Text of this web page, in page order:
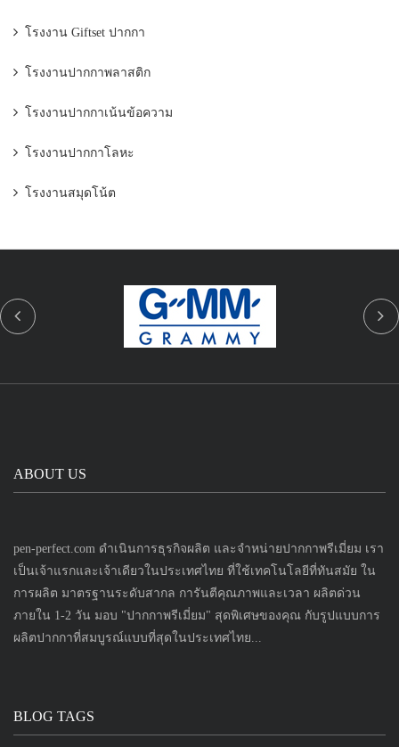
โรงงาน Giftset ปากกา
โรงงานปากกาพลาสติก
โรงงานปากกาเน้นข้อความ
โรงงานปากกาโลหะ
โรงงานสมุดโน้ต
ABOUT US
pen-perfect.com ดำเนินการธุรกิจผลิต และจำหน่ายปากกาพรีเมี่ยม เรา
เป็นเจ้าแรกและเจ้าเดียวในประเทศไทย ที่ใช้เทคโนโลยีที่ทันสมัย ใน
การผลิต มาตรฐานระดับสากล การันตีคุณภาพและเวลา ผลิตด่วน
ภายใน 1-2 วัน มอบ "ปากกาพรีเมี่ยม" สุดพิเศษของคุณ กับรูปแบบการ
ผลิตปากกาที่สมบูรณ์แบบที่สุดในประเทศไทย...
BLOG TAGS